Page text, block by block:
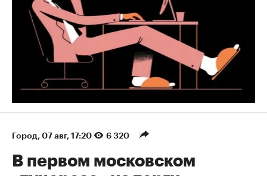
Город 07 авг, 17:20 6 320
В первом московском